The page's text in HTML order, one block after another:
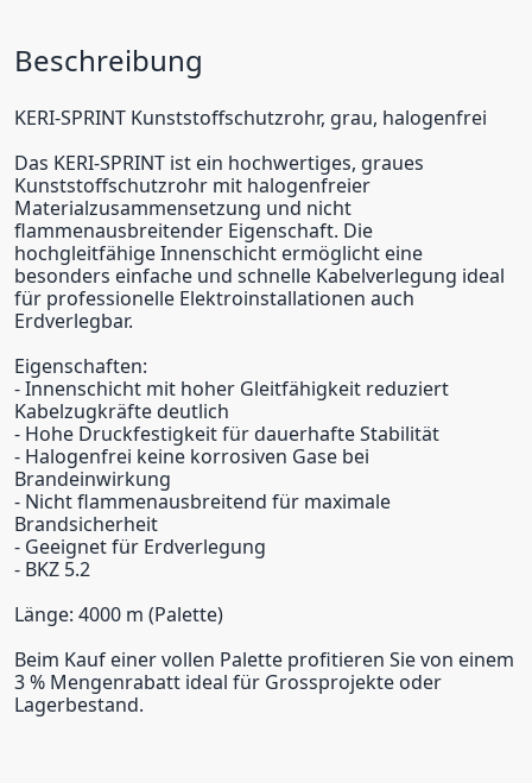
Beschreibung
KERI-SPRINT Kunststoffschutzrohr, grau, halogenfrei
Das KERI-SPRINT ist ein hochwertiges, graues
Kunststoffschutzrohr mit halogenfreier
Materialzusammensetzung und nicht
flammenausbreitender Eigenschaft. Die
hochgleitfähige Innenschicht ermöglicht eine
besonders einfache und schnelle Kabelverlegung ideal
für professionelle Elektroinstallationen auch
Erdverlegbar.
Eigenschaften:
- Innenschicht mit hoher Gleitfähigkeit reduziert
Kabelzugkräfte deutlich
- Hohe Druckfestigkeit für dauerhafte Stabilität
- Halogenfrei keine korrosiven Gase bei
Brandeinwirkung
- Nicht flammenausbreitend für maximale
Brandsicherheit
- Geeignet für Erdverlegung
- BKZ 5.2
Länge: 4000 m (Palette)
Beim Kauf einer vollen Palette profitieren Sie von einem
3 % Mengenrabatt ideal für Grossprojekte oder
Lagerbestand.